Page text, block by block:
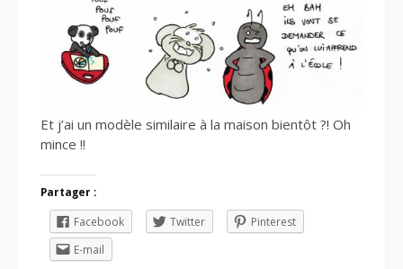
Et j’ai un modèle similaire à la maison bientôt ?! Oh
mince !!
Partager :
Facebook Twitter
Pinterest
E-mail